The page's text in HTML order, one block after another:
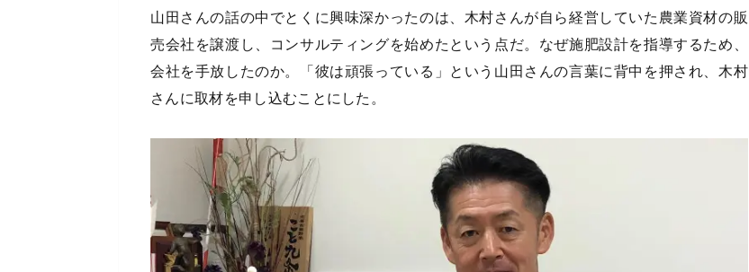
山田さんの話の中でとくに興味深かったのは、木村さんが自ら経営していた農業資材の販
売会社を譲渡し、コンサルティングを始めたという点だ。なぜ施肥設計を指導するため、
会社を手放したのか。「彼は頑張っている」という山田さんの言葉に背中を押され、木村
さんに取材を申し込むことにした。